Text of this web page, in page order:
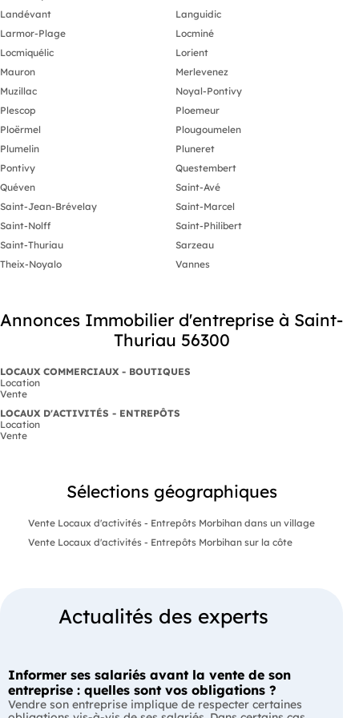
Landévant
Languidic
Larmor-Plage
Locminé
Locmiquélic
Lorient
Mauron
Merlevenez
Muzillac
Noyal-Pontivy
Plescop
Ploemeur
Ploërmel
Plougoumelen
Plumelin
Pluneret
Pontivy
Questembert
Quéven
Saint-Avé
Saint-Jean-Brévelay
Saint-Marcel
Saint-Nolff
Saint-Philibert
Saint-Thuriau
Sarzeau
Theix-Noyalo
Vannes
Annonces Immobilier d'entreprise à Saint-
Thuriau 56300
LOCAUX COMMERCIAUX - BOUTIQUES
Location
Vente
LOCAUX D'ACTIVITÉS - ENTREPÔTS
Location
Vente
Sélections géographiques
Vente Locaux d'activités - Entrepôts Morbihan dans un village
Vente Locaux d'activités - Entrepôts Morbihan sur la côte
Actualités des experts
Informer ses salariés avant la vente de son
entreprise : quelles sont vos obligations ?
Vendre son entreprise implique de respecter certaines